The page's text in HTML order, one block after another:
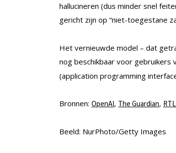
hallucineren (dus minder snel
gericht zijn op “niet-toegestane
Het vernieuwde model – dat
nog beschikbaar voor gebruikers
(application programming
Bronnen: OpenAI, The Guardian,
Beeld: NurPhoto/Getty Images